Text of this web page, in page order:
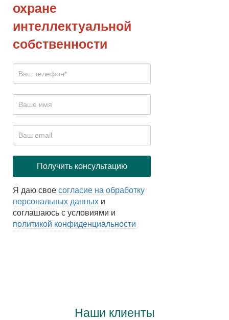
охране
интеллектуальной
собственности
Я даю свое согласие на обработку
персональных данных и
соглашаюсь с условиями и
политикой конфиденциальности
Наши клиенты